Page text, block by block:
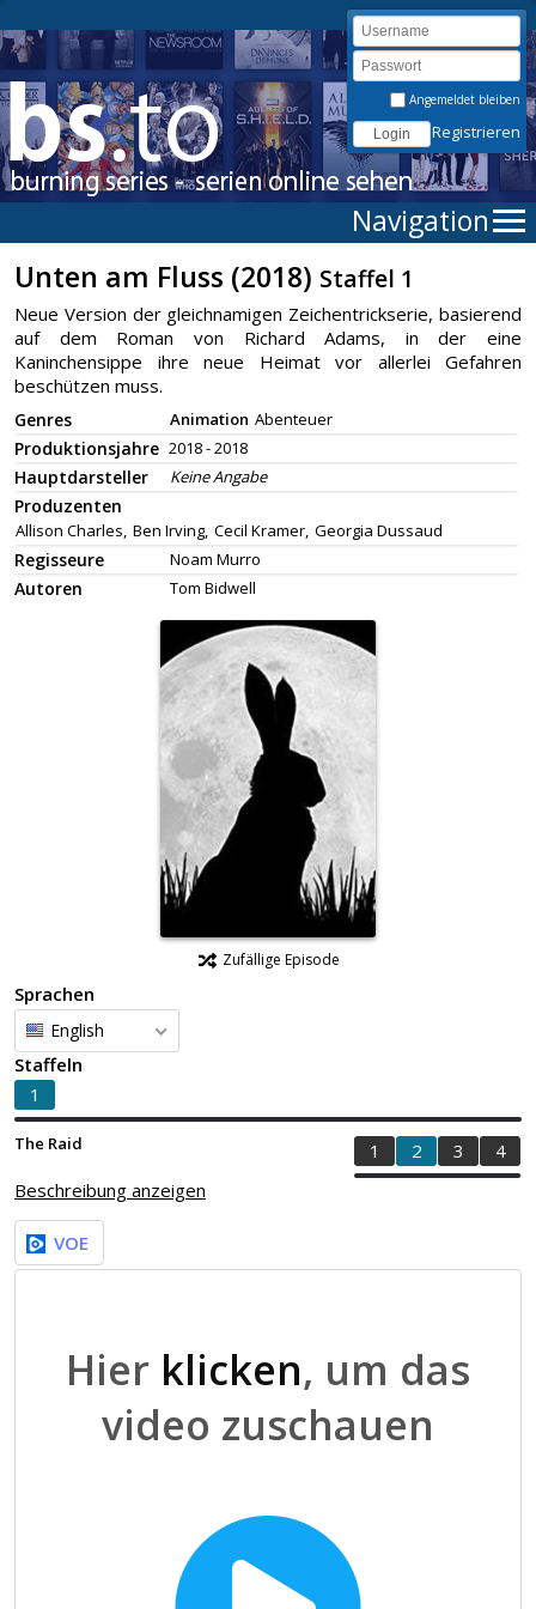
Angemeldet bleiben
Registrieren
Navigation
Unten am Fluss (2018) Staffel 1
Neue Version der gleichnamigen Zeichentrickserie, basierend
auf dem Roman von Richard Adams, in der eine
Kaninchensippe ihre neue Heimat vor allerlei Gefahren
beschützen muss.
Genres Animation Abenteuer
Produktionsjahre 2018 - 2018
Hauptdarsteller Keine Angabe
Produzenten
Allison Charles, Ben Irving, Cecil Kramer, Georgia Dussaud
Regisseure Noam Murro
Autoren Tom Bidwell
Zufällige Episode
Sprachen
English
Staffeln
1
The Raid 1 2 3
4
Beschreibung anzeigen
VOE
Hier klicken, um das
video zuschauen